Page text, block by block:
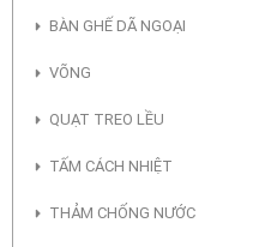
BÀN GHẾ DÃ NGOẠI
VÕNG
QUẠT TREO LỀU
TẤM CÁCH NHIỆT
THẢM CHỐNG NƯỚC